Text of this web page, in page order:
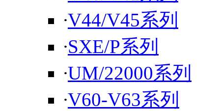
·V44/V45系列
·SXE/P系列
·UM/22000系列
·V60-V63系列